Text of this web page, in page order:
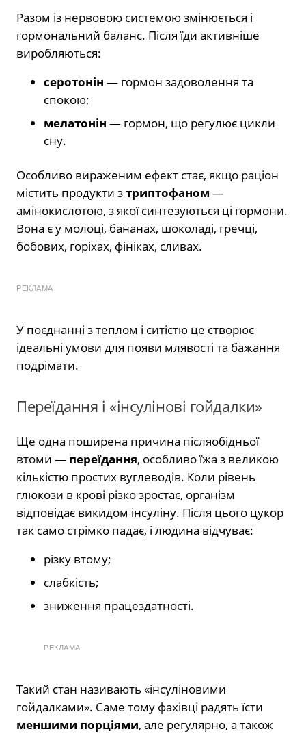
Разом із нервовою системою змінюється і
гормональний баланс. Після їди активніше
виробляються:
серотонін — гормон задоволення та
спокою;
мелатонін — гормон, що регулює цикли
сну.
Особливо вираженим ефект стає, якщо раціон
містить продукти зтриптофаном —
амінокислотою, з якої синтезуються ці гормони.
Вона є у молоці, бананах, шоколаді, гречці,
бобових, горіхах, фініках, сливах.
РЕКЛАМА
У поєднанні з теплом і ситістю це створює
ідеальні умови для появи млявості та бажання
подрімати.
Переїдання і «інсулінові гойдалки»
Ще одна поширена причина післяобідньої
втоми — переїдання, особливо їжа з великою
кількістю простих вуглеводів. Коли рівень
глюкози в крові різко зростає, організм
відповідає викидом інсуліну. Після цього цукор
так само стрімко падає, і людина відчуває:
різку втому;
слабкість;
зниження працездатності.
РЕКЛАМА
Такий стан називають «інсуліновими
гойдалками». Саме тому фахівці радять їсти
меншими порціями, але регулярно, а також